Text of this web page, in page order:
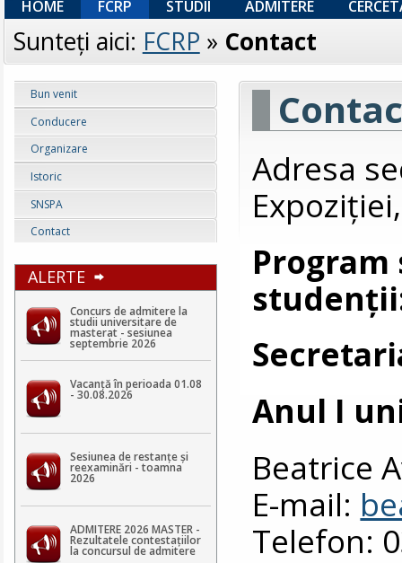
HOME FCRP STUDII ADMITERE
Sunteţi aici: FCRP » Contact
Bun venit
Conducere
Organizare
Istoric
SNSPA
Contact
ALERTE
Concurs de admitere la
studii universitare de
masterat - sesiunea
septembrie 2026
Vacanță în perioada 01.08
- 30.08.2026
Sesiunea de restanțe și
reexaminări - toamna
2026
ADMITERE 2026 MASTER -
Rezultatele contestaţiilor
la concursul de admitere
Adresa
Anul I
Beatrice
E-mail:
Telefon: